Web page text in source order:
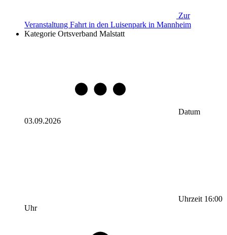
Zur
Veranstaltung Fahrt in den Luisenpark in Mannheim
Kategorie Ortsverband Malstatt
Datum
03.09.2026
Uhrzeit 16:00
Uhr